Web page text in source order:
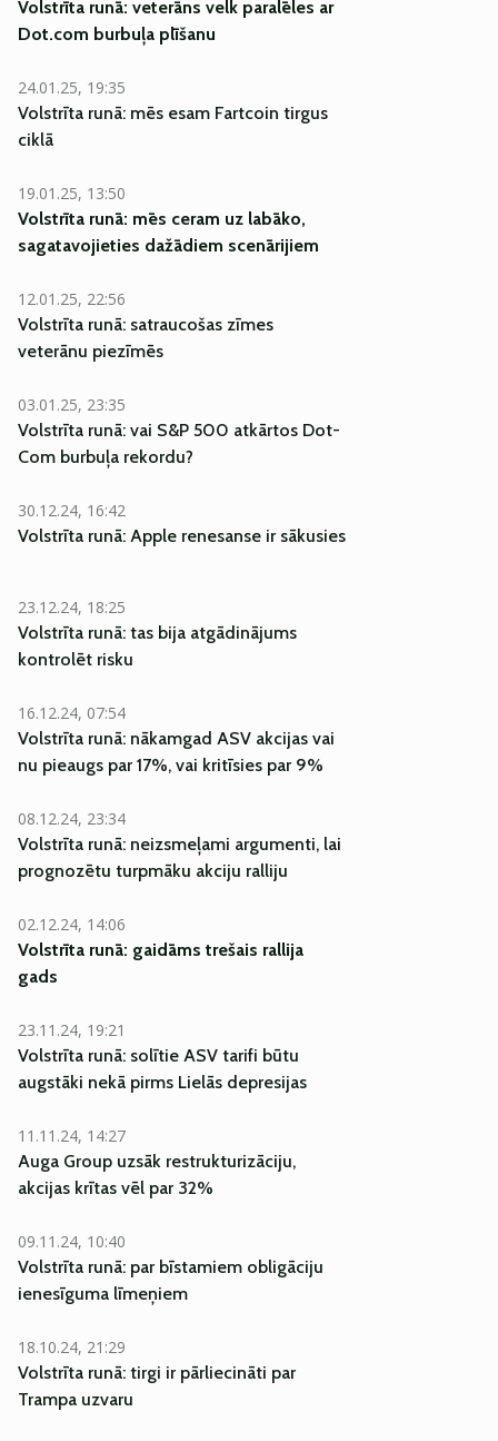
Volstrīta runā: veterāns velk paralēles ar
Dot.com burbuļa plīšanu
24.01.25, 19:35
Volstrīta runā: mēs esam Fartcoin tirgus
ciklā
19.01.25, 13:50
Volstrīta runā: mēs ceram uz labāko,
sagatavojieties dažādiem scenārijiem
12.01.25, 22:56
Volstrīta runā: satraucošas zīmes
veterānu piezīmēs
03.01.25, 23:35
Volstrīta runā: vai S&P 500 atkārtos Dot-
Com burbuļa rekordu?
30.12.24, 16:42
Volstrīta runā: Apple renesanse ir sākusies
23.12.24, 18:25
Volstrīta runā: tas bija atgādinājums
kontrolēt risku
16.12.24, 07:54
Volstrīta runā: nākamgad ASV akcijas vai
nu pieaugs par 17%, vai kritīsies par 9%
08.12.24, 23:34
Volstrīta runā: neizsmeļami argumenti, lai
prognozētu turpmāku akciju ralliju
02.12.24, 14:06
Volstrīta runā: gaidāms trešais rallija
gads
23.11.24, 19:21
Volstrīta runā: solītie ASV tarifi būtu
augstāki nekā pirms Lielās depresijas
11.11.24, 14:27
Auga Group uzsāk restrukturizāciju,
akcijas krītas vēl par 32%
09.11.24, 10:40
Volstrīta runā: par bīstamiem obligāciju
ienesīguma līmeņiem
18.10.24, 21:29
Volstrīta runā: tirgi ir pārliecināti par
Trampa uzvaru